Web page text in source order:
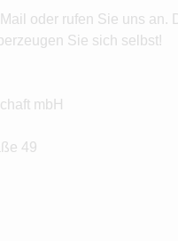
oder rufen Sie uns an.
Sie sich selbst!
mbH
49